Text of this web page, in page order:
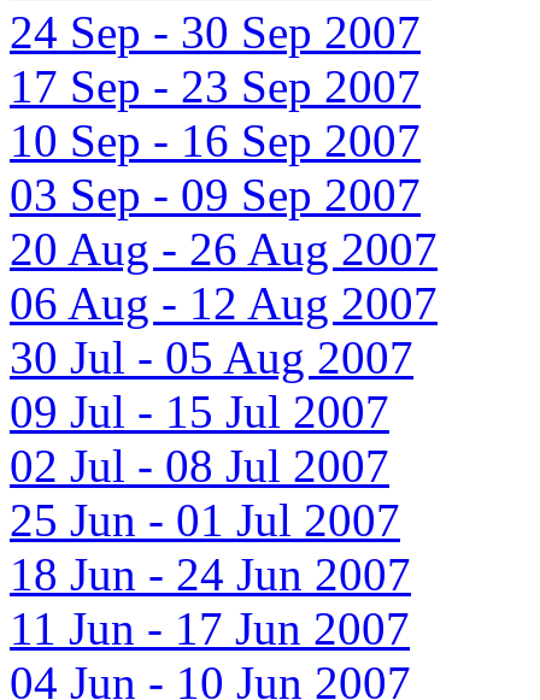
24 Sep - 30 Sep 2007
17 Sep - 23 Sep 2007
10 Sep - 16 Sep 2007
03 Sep - 09 Sep 2007
20 Aug - 26 Aug 2007
06 Aug - 12 Aug 2007
30 Jul - 05 Aug 2007
09 Jul - 15 Jul 2007
02 Jul - 08 Jul 2007
25 Jun - 01 Jul 2007
18 Jun - 24 Jun 2007
11 Jun - 17 Jun 2007
04 Jun - 10 Jun 2007